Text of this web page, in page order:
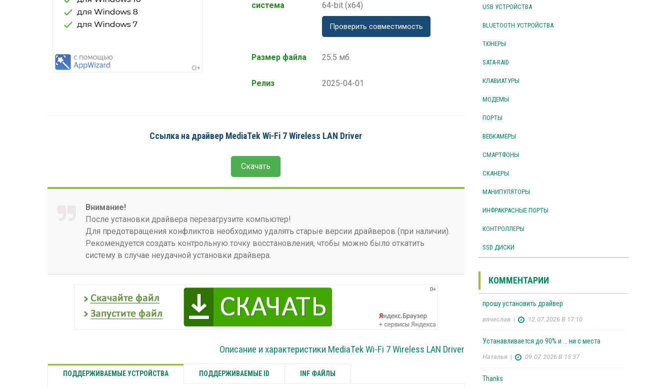
система
64-bit (x64)
Проверить совместимость
Размер файла 25.5 мб.
Релиз 2025-04-01
Ссылка на драйвер MediaTek Wi-Fi 7 Wireless LAN Driver
Скачать
Внимание!
После установки драйвера перезагрузите компьютер!
Для предотвращения конфликтов необходимо удалять старые версии драйверов (при наличии).
Рекомендуется создать контрольную точку восстановления, чтобы можно было откатить
систему в случае неудачной установки драйвера.
Описание и характеристики MediaTek Wi-Fi 7 Wireless LAN Driver
ПОДДЕРЖИВАЕМЫЕ УСТРОЙСТВА ПОДДЕРЖИВАЕМЫЕ ID INF ФАЙЛЫ
USB УСТРОЙСТВА
BLUETOOTH УСТРОЙСТВА
ТЮНЕРЫ
SATA-RAID
КЛАВИАТУРЫ
МОДЕМЫ
ПОРТЫ
ВЕБКАМЕРЫ
СМАРТФОНЫ
СКАНЕРЫ
МАНИПУЛЯТОРЫ
ИНФРАКРАСНЫЕ ПОРТЫ
КОНТРОЛЛЕРЫ
SSD ДИСКИ
КОММЕНТАРИИ
прошу установить драйвер
вячеслав| 12.07.2026 В 17:10
Устанавливается до 90% и ... ни с места
Наталья| 09.07.2026 В 15:37
Thanks